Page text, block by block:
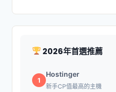
2026年首選推薦
1
Hostinger
新手CP值最高的主機